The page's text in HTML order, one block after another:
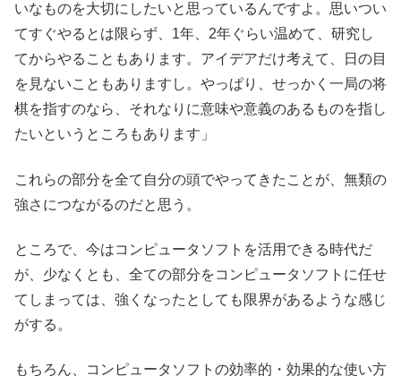
いなものを大切にしたいと思っているんですよ。思いつい
てすぐやるとは限らず、1年、2年ぐらい温めて、研究し
てからやることもあります。アイデアだけ考えて、日の目
を見ないこともありますし。やっぱり、せっかく一局の将
棋を指すのなら、それなりに意味や意義のあるものを指し
たいというところもあります」
これらの部分を全て自分の頭でやってきたことが、無類の
強さにつながるのだと思う。
ところで、今はコンピュータソフトを活用できる時代だ
が、少なくとも、全ての部分をコンピュータソフトに任せ
てしまっては、強くなったとしても限界があるような感じ
がする。
もちろん、コンピュータソフトの効率的・効果的な使い方